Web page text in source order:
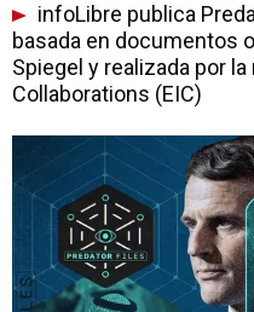
infoLibre publica
basada en documentos
Spiegel y realizada por
Collaborations (EIC)